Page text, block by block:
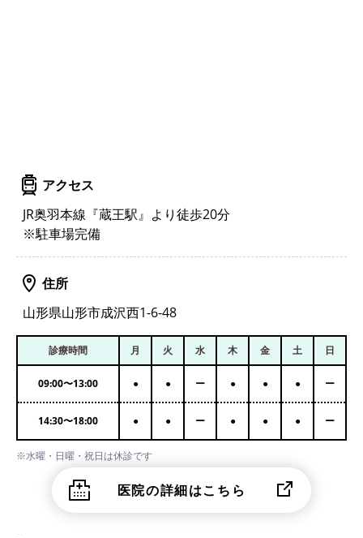
アクセス
JR奥羽本線『蔵王駅』より徒歩20分
※駐車場完備
住所
山形県山形市成沢西1-6-48
診療時間 月 火 水 木 金 土 日
09:00〜13:00 ● ● ー ● ● ● ー
14:30〜18:00 ● ● ー ● ● ● ー
※水曜・日曜・祝日は休診です
医院の詳細はこちら